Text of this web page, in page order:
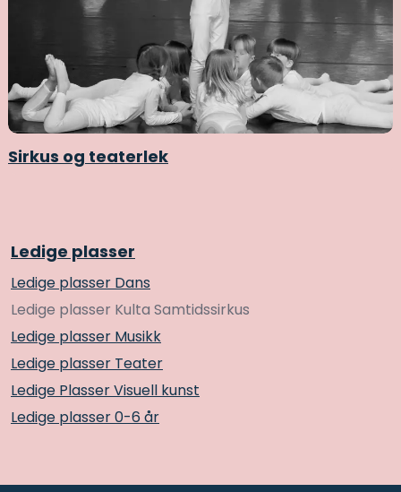
Sirkus og teaterlek
Ledige plasser
Ledige plasser Dans
Ledige plasser Kulta Samtidssirkus
Ledige plasser Musikk
Ledige plasser Teater
Ledige Plasser Visuell kunst
Ledige plasser 0-6 år